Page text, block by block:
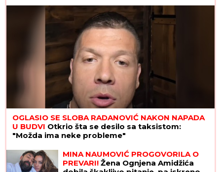
OGLASIO SE SLOBA RADANOVIĆ NAKON NAPADA
U BUDVI Otkrio šta se desilo sa taksistom:
"Možda ima neke probleme"
MINA NAUMOVIĆ PROGOVORILA O
PREVARI! Žena Ognjena Amidžića